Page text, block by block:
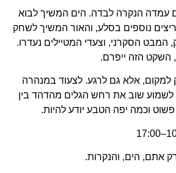
הנקרה לבדה. הים המשיך לבוא
נוספים בסלע, והאור המשיך לשחק
הסקרני, וצעדי המטיילים נעדרו.
אלא גם לרגע. לצעוד במנהרה
שוב את רחש הגלים מהדהד בין
וכמה יפה הטבע יודע להיות.
אתם, הים, והנקרות.